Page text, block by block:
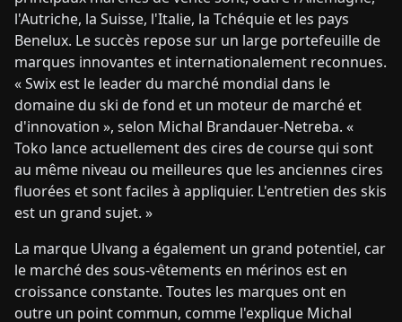
l'Autriche, la Suisse, l'Italie, la Tchéquie et les pays
Benelux. Le succès repose sur un large portefeuille de
marques innovantes et internationalement reconnues.
« Swix est le leader du marché mondial dans le
domaine du ski de fond et un moteur de marché et
d'innovation », selon Michal Brandauer-Netreba. «
Toko lance actuellement des cires de course qui sont
au même niveau ou meilleures que les anciennes cires
fluorées et sont faciles à appliquier. L'entretien des skis
est un grand sujet. »
La marque Ulvang a également un grand potentiel, car
le marché des sous-vêtements en mérinos est en
croissance constante. Toutes les marques ont en
outre un point commun, comme l'explique Michal